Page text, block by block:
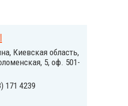
Киевская область,
5, оф. 501-
171 4239